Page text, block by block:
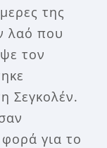
της
λαό που
τον
Σεγκολέν.
για το